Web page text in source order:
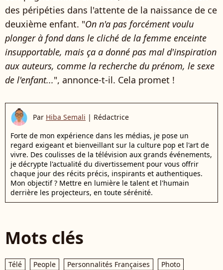
des péripéties dans l'attente de la naissance de ce
deuxième enfant. "On n'a pas forcément voulu
plonger à fond dans le cliché de la femme enceinte
insupportable, mais ça a donné pas mal d'inspiration
aux auteurs, comme la recherche du prénom, le sexe
de l'enfant...", annonce-t-il. Cela promet !
Par Hiba Semali | Rédactrice
Forte de mon expérience dans les médias, je pose un
regard exigeant et bienveillant sur la culture pop et l'art de
vivre. Des coulisses de la télévision aux grands événements,
je décrypte l'actualité du divertissement pour vous offrir
chaque jour des récits précis, inspirants et authentiques.
Mon objectif ? Mettre en lumière le talent et l'humain
derrière les projecteurs, en toute sérénité.
Mots clés
Télé People Personnalités Françaises
Photo